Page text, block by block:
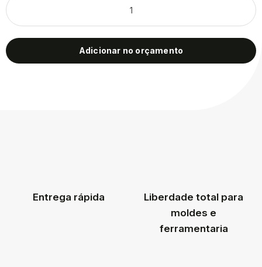
Adicionar no orçamento
Entrega rápida
Liberdade total para
moldes e
ferramentaria